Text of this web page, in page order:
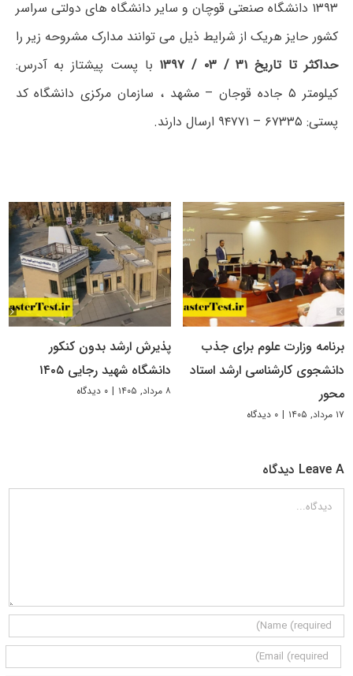
۱۳۹۳ دانشگاه صنعتی قوچان و سایر دانشگاه های دولتی سراسر
کشور حایز هریک از شرایط ذیل می توانند مدارک مشروحه زیر را
حداکثر تا تاریخ ۳۱ / ۰۳ / ۱۳۹۷
با پست پیشتاز به آدرس:
کیلومتر ۵ جاده قوجان – مشهد ، سازمان مرکزی دانشگاه کد
پستی: ۶۷۳۳۵ – ۹۴۷۷۱ ارسال دارند.
برنامه وزارت علوم برای جذب
دانشجوی کارشناسی ارشد استاد
محور
۱۷ مرداد, ۱۴۰۵ | ۰ دیدگاه
پذیرش ارشد بدون کنکور
دانشگاه شهید رجایی ۱۴۰۵
۸ مرداد, ۱۴۰۵ | ۰ دیدگاه
Leave A دیدگاه
دیدگاه